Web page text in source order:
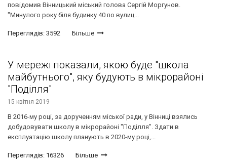
повідомив Вінницький міський голова Сергій Моргунов.
"Минулого року біля будинку 40 по вулиц...
Переглядів: 3592 Більше
У мережі показали, якою буде "школа
майбутнього", яку будують в мікрорайоні
"Поділля"
15 квітня 2019
В 2016-му році, за дорученням міської ради, у Вінниці взялись
добудовувати школу в мікрорайоні "Поділля". Здати в
експлуатацію школу планують в 2020-му році,...
Переглядів: 16326 Більше